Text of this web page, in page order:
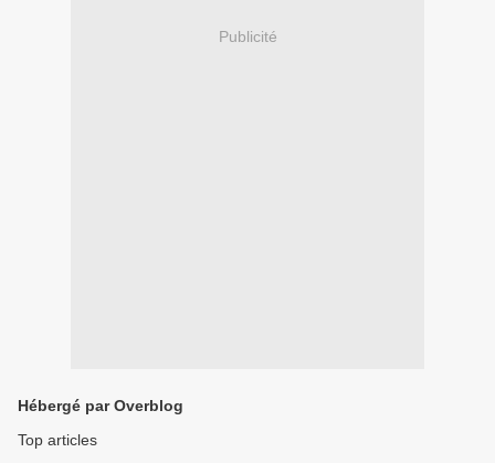
Publicité
Hébergé par Overblog
Top articles